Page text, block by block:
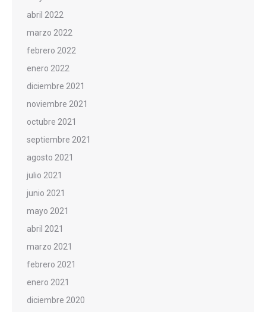
abril 2022
marzo 2022
febrero 2022
enero 2022
diciembre 2021
noviembre 2021
octubre 2021
septiembre 2021
agosto 2021
julio 2021
junio 2021
mayo 2021
abril 2021
marzo 2021
febrero 2021
enero 2021
diciembre 2020